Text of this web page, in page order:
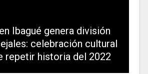
Ibagué genera división
celebración cultural
repetir historia del 2022